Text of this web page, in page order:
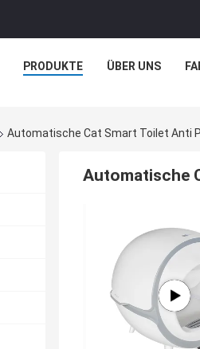
PRODUKTE ÜBER UNS
Automatische Cat Smart Toilet Anti
Automatische